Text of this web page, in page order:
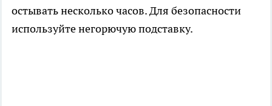
остывать несколько часов. Для безопасности
используйте негорючую подставку.